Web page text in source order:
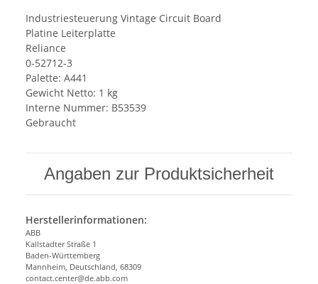
Industriesteuerung Vintage Circuit Board
Platine Leiterplatte
Reliance
0-52712-3
Palette: A441
Gewicht Netto: 1 kg
Interne Nummer: B53539
Gebraucht
Angaben zur Produktsicherheit
Herstellerinformationen:
ABB
Kallstadter Straße 1
Baden-Württemberg
Mannheim, Deutschland, 68309
contact.center@de.abb.com